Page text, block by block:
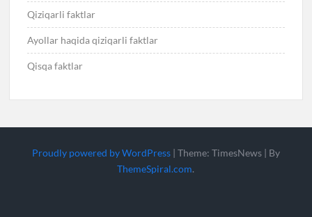
Qiziqarli faktlar
Ayollar haqida qiziqarli faktlar
Qisqa faktlar
Proudly powered by WordPress | Theme: TimesNews | By
ThemeSpiral.com.